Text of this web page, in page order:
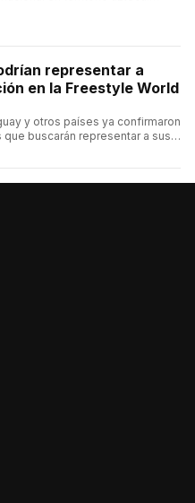
representar a
en la Freestyle World
y otros países ya confirmaron
buscarán representar a sus